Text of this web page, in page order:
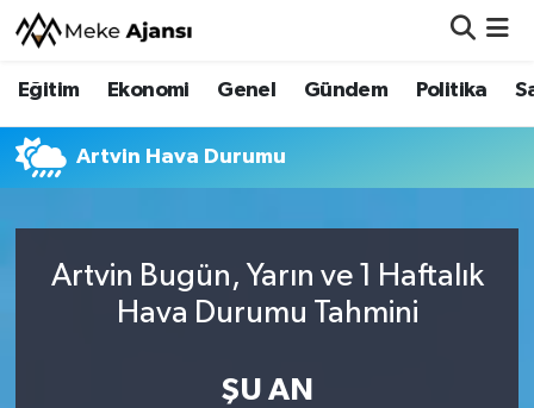
Eğitim Ekonomi Genel Gündem Politika
Artvin Hava Durumu
Artvin Bugün, Yarın ve 1 Haftalık
Hava Durumu Tahmini
ŞU AN
Eğitim
Ekonomi
Gündem
Nöbetçi Eczaneler
Hava Durumu
Trafik Durumu